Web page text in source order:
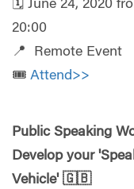
🗓️ June 24, 2020
20:00
📍 Remote Event
🎟️ Attend>>
Public Speaking
Develop your
Vehicle' 🇬🇧